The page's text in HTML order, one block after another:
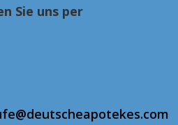
Sie uns per